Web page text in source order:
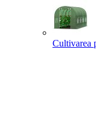
Cultivarea